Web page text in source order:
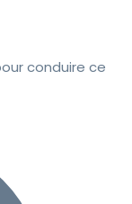
conduire ce